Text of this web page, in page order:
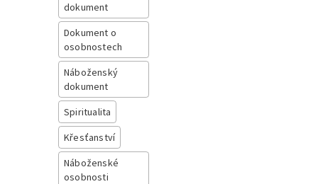
dokument
Dokument o
osobnostech
Náboženský
dokument
Spiritualita
Křesťanství
Náboženské
osobnosti